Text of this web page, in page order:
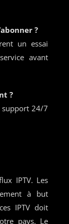
?
un essai
avant
?
support 24/7
IPTV. Les
à but
IPTV doit
pays. Le